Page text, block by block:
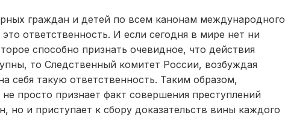
граждан и детей по всем канонам международного
ответственность. И если сегодня в мире нет ни
способно признать очевидное, что действия
то Следственный комитет России, возбуждая
себя такую ответственность. Таким образом,
просто признает факт совершения преступлений
но и приступает к сбору доказательств вины каждого